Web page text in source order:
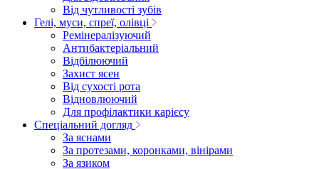
Від чутливості зубів
Гелі, муси, спреї, олівці
Ремінералізуючий
Антибактеріальний
Відбілюючий
Захист ясен
Від сухості рота
Відновлюючий
Для профілактики карієсу
Спеціальний догляд
За яснами
За протезами, коронками, вінірами
За язиком